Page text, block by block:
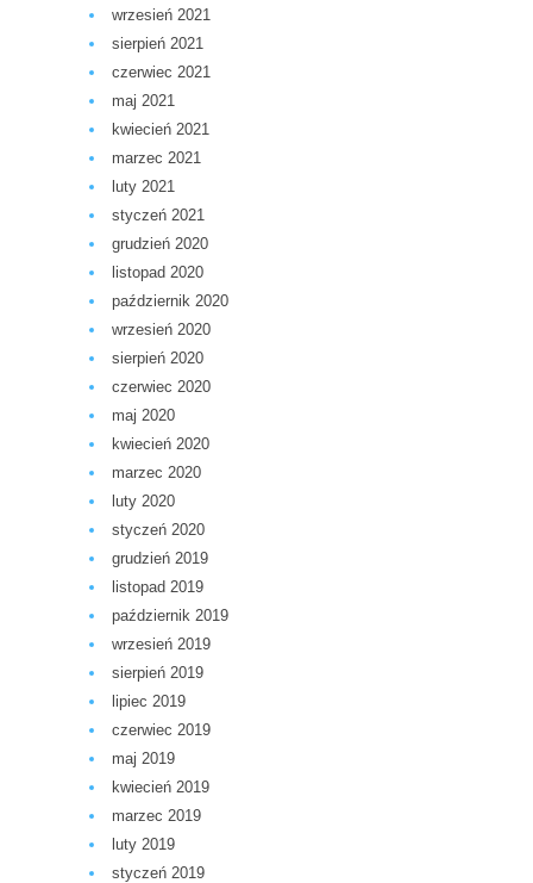
wrzesień 2021
sierpień 2021
czerwiec 2021
maj 2021
kwiecień 2021
marzec 2021
luty 2021
styczeń 2021
grudzień 2020
listopad 2020
październik 2020
wrzesień 2020
sierpień 2020
czerwiec 2020
maj 2020
kwiecień 2020
marzec 2020
luty 2020
styczeń 2020
grudzień 2019
listopad 2019
październik 2019
wrzesień 2019
sierpień 2019
lipiec 2019
czerwiec 2019
maj 2019
kwiecień 2019
marzec 2019
luty 2019
styczeń 2019